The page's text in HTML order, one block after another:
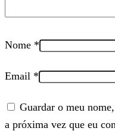
Nome *
Email *
Guardar o meu
a próxima vez que eu